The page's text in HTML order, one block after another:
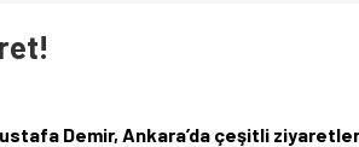
EN BÜYÜK HATALAR
Demir, Ankara’da çeşitli